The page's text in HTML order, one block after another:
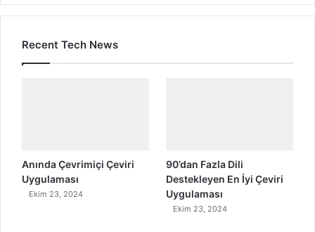
Recent Tech News
Anında Çevrimiçi Çeviri
Uygulaması
Ekim 23, 2024
90’dan Fazla Dili
Destekleyen En İyi Çeviri
Uygulaması
Ekim 23, 2024